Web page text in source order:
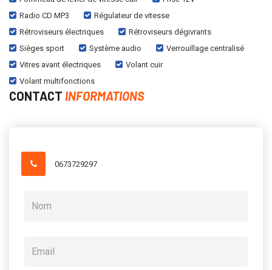
Radio CD MP3
Régulateur de vitesse
Rétroviseurs électriques
Rétroviseurs dégivrants
Sièges sport
Système audio
Verrouillage centralisé
Vitres avant électriques
Volant cuir
Volant multifonctions
CONTACT INFORMATIONS
0673729297